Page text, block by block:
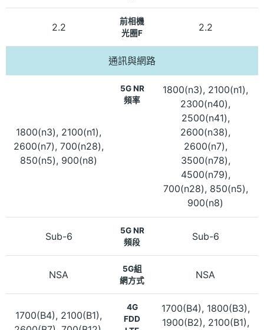
2.2
前相機
光圈F
2.2
通訊與網路
1800(n3), 2100(n1),
2600(n7), 700(n28),
850(n5), 900(n8)
5G NR
頻率
1800(n3), 2100(n1),
2300(n40),
2500(n41),
2600(n38),
2600(n7),
3500(n78),
4500(n79),
700(n28), 850(n5),
900(n8)
Sub-6
5G NR
頻段
Sub-6
NSA
5G組
網方式
NSA
1700(B4), 2100(B1),
4G
FDD
1700(B4), 1800(B3),
1900(B2), 2100(B1),